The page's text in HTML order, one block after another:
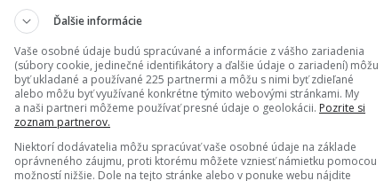
vysokopostavených predstaviteľov
s prezidentom Volodymyrom Zelenským,
veľvyslankyňa na Ukrajine spolu s
ktorí delegáciu sprevádzali, označili
požadujú „agresívny harmonogram“ podpisu
a Kyjevom.
Ďalšie informácie
Vaše osobné údaje budú spracúvané a informácie z vášho zariadenia
(súbory cookie, jedinečné identifikátory a ďalšie údaje o zariadení) môžu
byť ukladané a používané 225 partnermi a môžu s nimi byť zdieľané
alebo môžu byť využívané konkrétne týmito webovými stránkami. My
a naši partneri môžeme používať presné údaje o geolokácii. Pozrite si
zoznam partnerov.
Niektorí dodávatelia môžu spracúvať vaše osobné údaje na základe
oprávneného záujmu, proti ktorému môžete vzniesť námietku pomocou
možností nižšie. Dole na tejto stránke alebo v ponuke webu nájdite